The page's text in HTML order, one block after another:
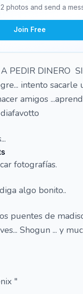
photos and send a
Join Free
PEDIR DINERO
intento
amigos
fotografías.
algo bonito..
puentes de
Shogun ... y
"